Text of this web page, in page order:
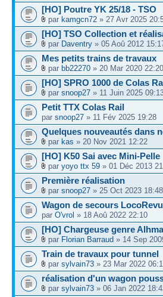
[HO] Poutre YK 25/18 - TSO
par kamgcn72 » 27 Avr 2025
[HO] TSO Collection et
par Daventry » 05 Aoû 2012
Mes petits trains de travaux
par bb22270 » 20 Mar 2020 22:20
[HO] SPRO 1000 de Colas
par snoop27 » 11 Juin 2025
Petit TTX Colas Rail
par snoop27 » 11 Fév 2025 19:28
Quelques nouveautés dans
par kas » 20 Nov 2021 12:22
[HO] K50 Sai avec Mini-Pelle
par yoyo ttx 59 » 01 Déc 2013
Première réalisation
par snoop27 » 25 Oct 2023 18:48
Wagon de secours
par O'vrol » 18 Aoû 2022 22:10
[HO] Chargeuse genre
par Florian Barraud » 14 Sep
Train de travaux pour tunnel
par sylvain73 » 23 Mar 2022
réalisation d'un wagon
par sylvain73 » 06 Jan 2022